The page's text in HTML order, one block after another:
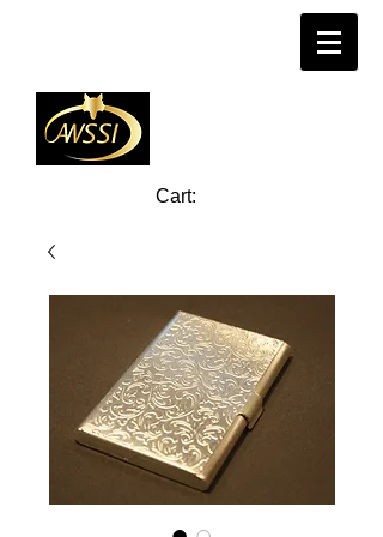
Cart: